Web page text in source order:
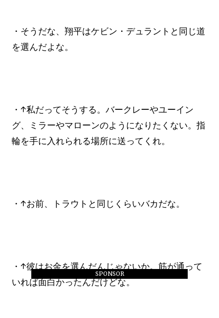
SPONSOR
・そうだな、翔平はケビン・デュラントと同じ道
を選んだよな。
・↑私だってそうする。バークレーやユーイン
グ、ミラーやマローンのようになりたくない。指
輪を手に入れられる場所に送ってくれ。
・↑お前、トラウトと同じくらいバカだな。
・↑彼はお金を選んだんじゃないか。筋が通って
いれば面白かったんだけどな。